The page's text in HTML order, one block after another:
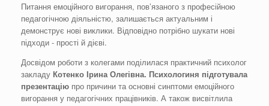
Питання емоційного вигорання, пов’язаного з професійною
педагогічною діяльністю, залишається актуальним і
демонструє нові виклики. Відповідно потрібно шукати нові
підходи - прості й дієві.
Досвідом роботи з колегами поділилася практичний психолог
закладу Котенко Ірина Олегівна. Психологиня підготувала
презентацію про причини та основні синптоми емоційного
вигорання у педагогічних працівників. А також висвітлила